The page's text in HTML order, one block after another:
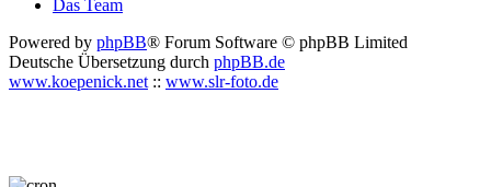
Das Team
Powered by phpBB® Forum Software © phpBB Limited
Deutsche Übersetzung durch phpBB.de
www.koepenick.net :: www.slr-foto.de